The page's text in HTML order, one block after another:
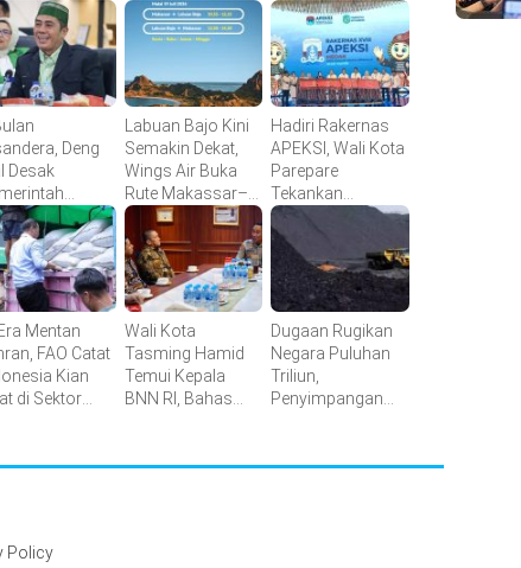
Deng
Desak
WNI
Disandera di
Labuan Bajo Kini
Semakin Dekat,
Wings Air Buka
Rute Makassar–
Labuan Bajo
Hadiri Rakernas
APEKSI, Wali Kota
Parepare
Tekankan
Pentingnya
Kolaborasi
Antarkota
Mentan
FAO Catat
Kian
di Sektor
Wali Kota
Tasming Hamid
Temui Kepala
BNN RI, Bahas
BNN Kota
Dugaan Rugikan
Negara Puluhan
Triliun,
Penyimpangan
Masih
Policy